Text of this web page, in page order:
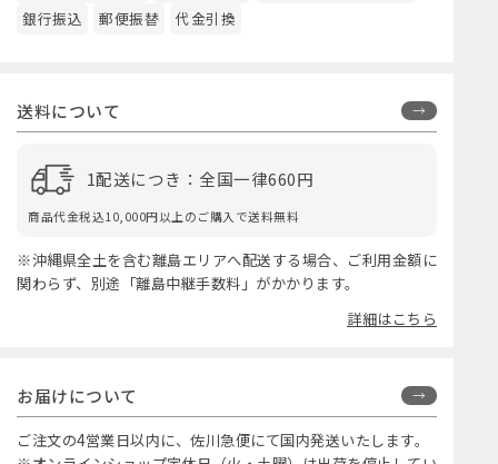
銀行振込
郵便振替 代金引換
送料について
1配送につき：全国一律660円
商品代金税込10,000円以上のご購入で送料無料
※沖縄県全土を含む離島エリアへ配送する場合、ご利用金額に
関わらず、別途「離島中継手数料」がかかります。
詳細はこちら
お届けについて
ご注文の4営業日以内に、佐川急便にて国内発送いたします。